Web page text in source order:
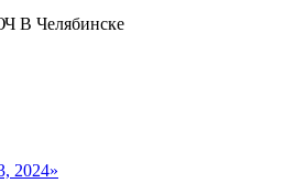
В Челябинске
2024»